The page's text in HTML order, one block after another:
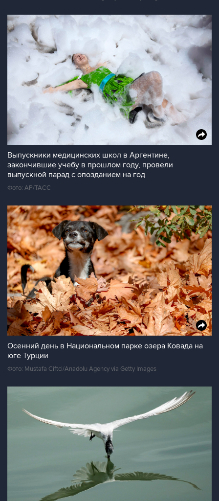
Выпускники медицинских школ в Аргентине,
закончившие учебу в прошлом году, провели
выпускной парад с опозданием на год
Фото: АР/ТАСС
Осенний день в Национальном парке озера Ковада на
юге Турции
Фото: Mustafa Ciftci/Anadolu Agency via Getty Images